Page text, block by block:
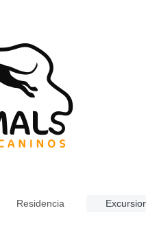
Residencia